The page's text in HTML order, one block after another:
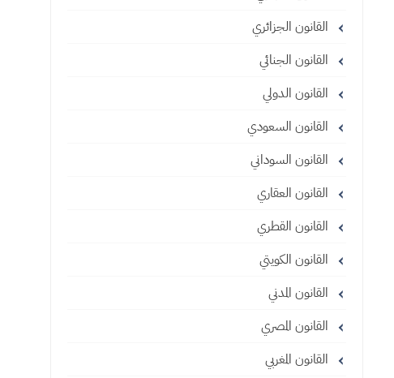
القانون الجزائري
القانون الجنائي
القانون الدولي
القانون السعودي
القانون السوداني
القانون العقاري
القانون القطري
القانون الكويتي
القانون المدني
القانون المصري
القانون المغربي